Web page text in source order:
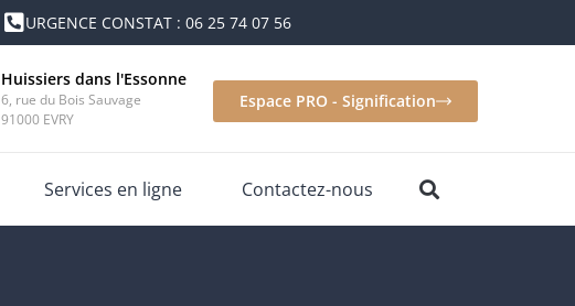
URGENCE CONSTAT : 06 25 74 07 56
Huissiers dans l'Essonne
6, rue du Bois Sauvage
91000 EVRY
Espace PRO - Signification
Services en ligne Contactez-nous